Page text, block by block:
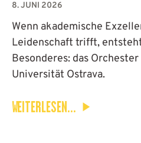
COOKIE-
(EU)
8. JUNI 2026
Wenn akademische
Leidenschaft trifft,
Besonderes: das
Universität Ostrava.
WEITERLESEN...